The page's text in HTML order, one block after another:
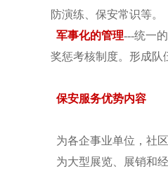
防演练、保安常识等。
军事化的管理---统一
奖惩考核制度。形成队
保安服务优势内容
为各企事业单位，社
为大型展览、展销和